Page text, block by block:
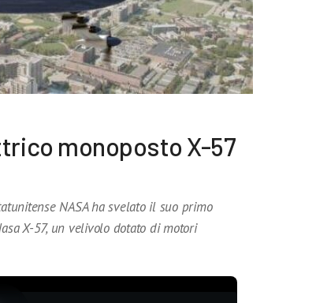
monoposto X-57
NASA ha svelato il suo primo
X-57, un velivolo dotato di motori